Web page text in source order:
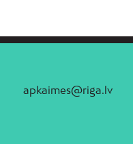
apkaimes@riga.lv